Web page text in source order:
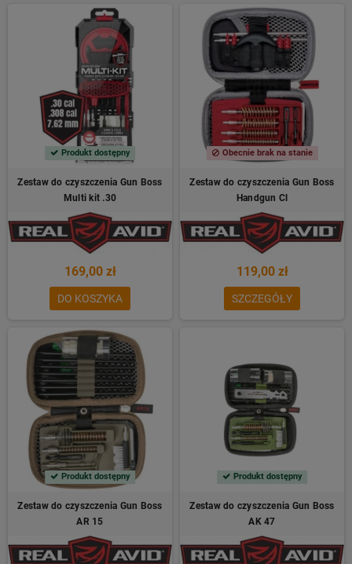
Produkt dostępny
Zestaw do czyszczenia Gun Boss
Multi kit .30
169,00 zł
DO KOSZYKA
Obecnie brak na stanie
Zestaw do czyszczenia Gun Boss
Handgun Cl
119,00 zł
SZCZEGÓŁY
Produkt dostępny
Zestaw do czyszczenia Gun Boss
AR 15
Produkt dostępny
Zestaw do czyszczenia Gun Boss
AK 47